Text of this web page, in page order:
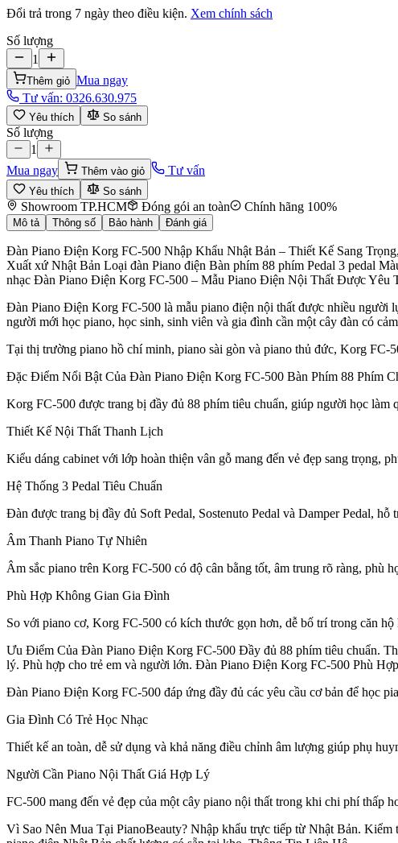
Đổi trả trong 7 ngày theo điều kiện. Xem chính sách
Số lượng
1
Thêm giỏ Mua ngay
Tư vấn: 0326.630.975
Yêu thích So sánh
Số lượng
1
Mua ngay
Thêm vào giỏ Tư vấn
Yêu thích So sánh
Showroom TP.HCM Đóng gói an toàn Chính hãng 100%
Mô tả Thông số Bảo hành Đánh giá
Đàn Piano Điện Korg FC-500 Nhập Khẩu Nhật Bản – Thiết Kế Sang
Xuất xứ Nhật Bản Loại đàn Piano điện Bàn phím 88 phím Pedal 3 pedal
nhạc Đàn Piano Điện Korg FC-500 – Mẫu Piano Điện Nội Thất Được Yêu
Đàn Piano Điện Korg FC-500 là mẫu piano điện nội thất được nhiều người
người mới học piano, học sinh, sinh viên và gia đình cần một cây đàn có
Tại thị trường piano hồ chí minh, piano sài gòn và piano thủ đức, Korg FC-
Đặc Điểm Nổi Bật Của Đàn Piano Điện Korg FC-500 Bàn Phím 88 Phím
Korg FC-500 được trang bị đầy đủ 88 phím tiêu chuẩn, giúp người học
Thiết Kế Nội Thất Thanh Lịch
Kiểu dáng cabinet với lớp hoàn thiện vân gỗ mang đến vẻ đẹp sang trọng,
Hệ Thống 3 Pedal Tiêu Chuẩn
Đàn được trang bị đầy đủ Soft Pedal, Sostenuto Pedal và Damper Pedal,
Âm Thanh Piano Tự Nhiên
Âm sắc piano trên Korg FC-500 có độ cân bằng tốt, âm trung rõ ràng, phù
Phù Hợp Không Gian Gia Đình
So với piano cơ, Korg FC-500 có kích thước gọn hơn, dễ bố trí trong căn
Ưu Điểm Của Đàn Piano Điện Korg FC-500 Đầy đủ 88 phím tiêu chuẩn.
lý. Phù hợp cho trẻ em và người lớn. Đàn Piano Điện Korg FC-500 Phù
Đàn Piano Điện Korg FC-500 đáp ứng đầy đủ các yêu cầu cơ bản để học
Gia Đình Có Trẻ Học Nhạc
Thiết kế an toàn, dễ sử dụng và khả năng điều chỉnh âm lượng giúp phụ
Người Cần Piano Nội Thất Giá Hợp Lý
FC-500 mang đến vẻ đẹp của một cây piano nội thất trong khi chi phí thấp
Vì Sao Nên Mua Tại PianoBeauty? Nhập khẩu trực tiếp từ Nhật Bản.